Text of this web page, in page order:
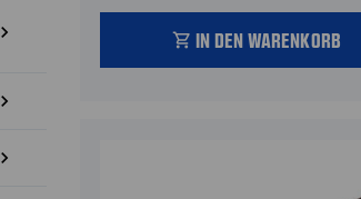
navigate_next
navigate_next
navigate_next
shopping_cart IN DEN WARENKORB